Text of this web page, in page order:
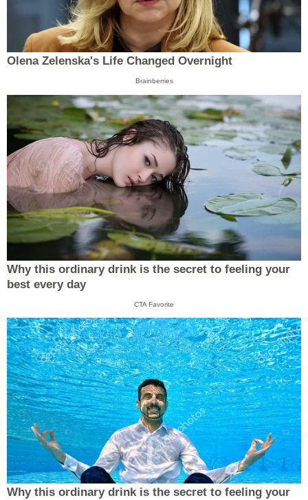
Olena Zelenska's Life Changed Overnight
Brainberries
Why this ordinary drink is the secret to feeling your
best every day
CTA Favorite
Why this ordinary drink is the secret to feeling your